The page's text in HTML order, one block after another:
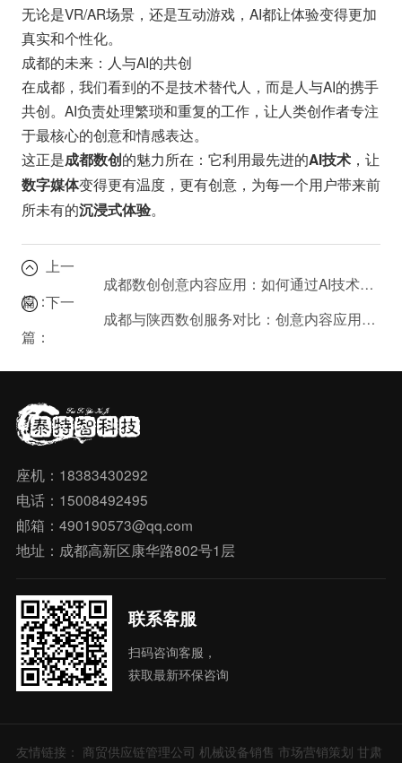
无论是VR/AR场景，还是互动游戏，AI都让体验变得更加
真实和个性化。
成都的未来：人与AI的共创
在成都，我们看到的不是技术替代人，而是人与AI的携手
共创。AI负责处理繁琐和重复的工作，让人类创作者专注
于最核心的创意和情感表达。
这正是成都数创的魅力所在：它利用最先进的AI技术，让
数字媒体变得更有温度，更有创意，为每一个用户带来前
所未有的沉浸式体验。
上一
篇：
成都数创创意内容应用：如何通过AI技术重塑数字媒体体验？
下一
篇：
成都与陕西数创服务对比：创意内容应用哪家强？
座机：18383430292
电话：15008492495
邮箱：490190573@qq.com
地址：成都高新区康华路802号1层
联系客服
扫码咨询客服，
获取最新环保咨询
友情链接： 商贸供应链管理公司 机械设备销售 市场营销策划 甘肃